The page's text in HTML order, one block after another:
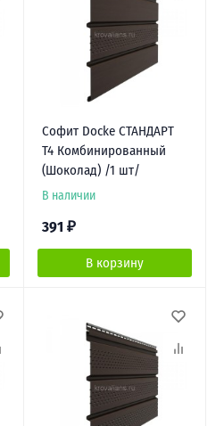
Софит Docke СТАНДАРТ
Т4 Комбинированный
(Шоколад) /1 шт/
В наличии
391 ₽
В корзину